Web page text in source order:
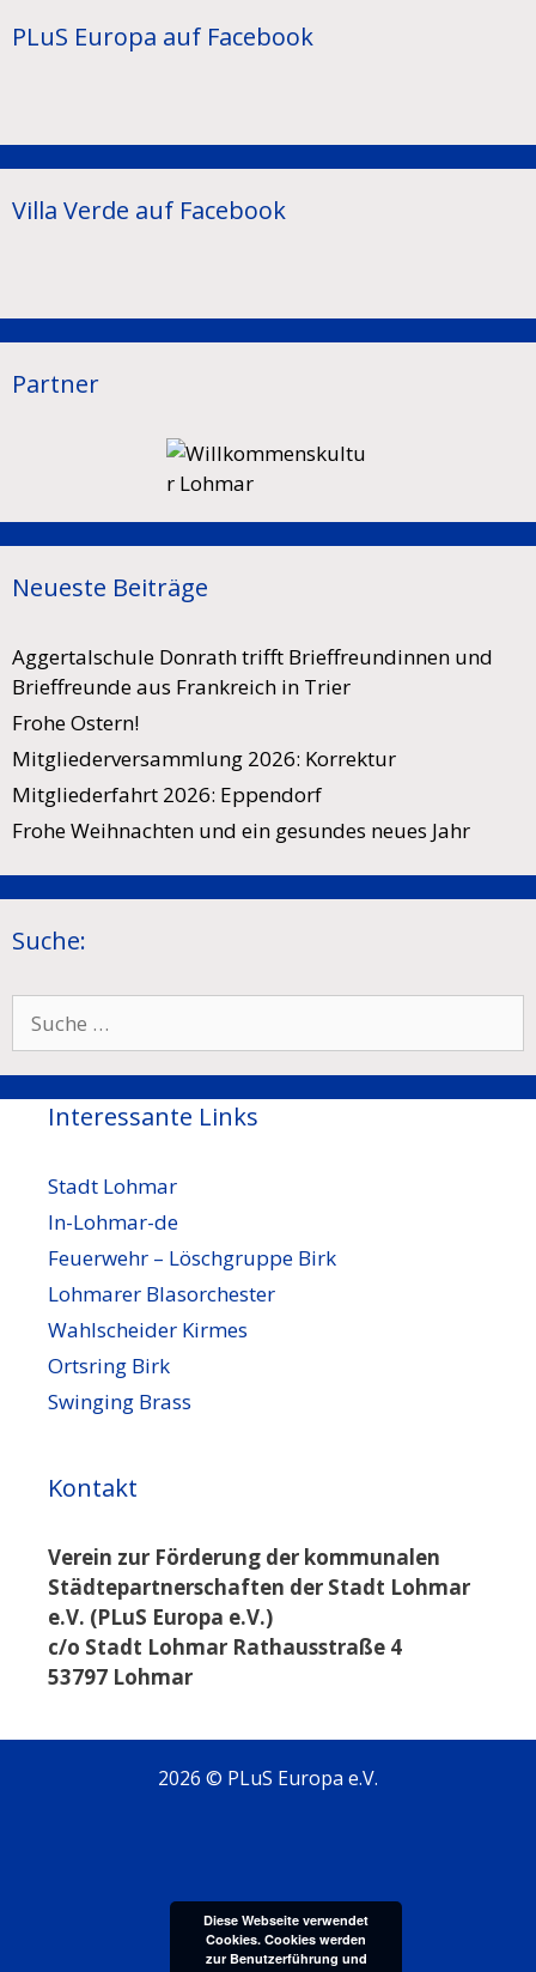
PLuS Europa auf Facebook
Villa Verde auf Facebook
Partner
Neueste Beiträge
Aggertalschule Donrath trifft Brieffreundinnen und
Brieffreunde aus Frankreich in Trier
Frohe Ostern!
Mitgliederversammlung 2026: Korrektur
Mitgliederfahrt 2026: Eppendorf
Frohe Weihnachten und ein gesundes neues Jahr
Suche:
nach:
Interessante Links
Stadt Lohmar
In-Lohmar-de
Feuerwehr – Löschgruppe Birk
Lohmarer Blasorchester
Wahlscheider Kirmes
Ortsring Birk
Swinging Brass
Kontakt
Verein zur Förderung der kommunalen
Städtepartnerschaften der Stadt Lohmar
e.V. (PLuS Europa e.V.)
c/o Stadt Lohmar Rathausstraße 4
53797 Lohmar
2026 © PLuS Europa e.V.
Diese Webseite verwendet
Cookies. Cookies werden
zur Benutzerführung und